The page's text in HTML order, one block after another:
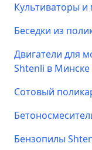
Культиваторы
Беседки из
Двигатели для
Shtenli в Минске
Сотовый
Бензопилы